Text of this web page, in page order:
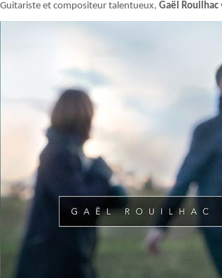
Guitariste et compositeur talentueux, Gaël Rouilhac